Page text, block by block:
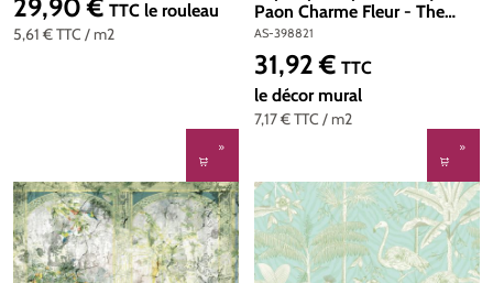
5,61 €TTC / m2
Prix régulier :
29,90 € TTC le rouleau
Paon Charme Fleur - The
Wall 3 d'A.S. Création | Réf.
AS-398821
AS-398821
7,17 €TTC / m2
Prix régulier :
31,92 € TTC
le décor mural